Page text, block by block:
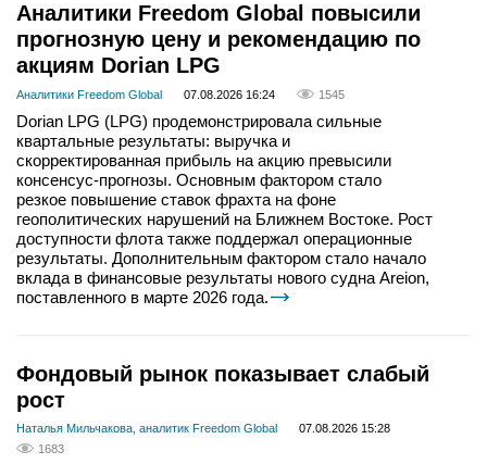
Аналитики Freedom Global повысили
прогнозную цену и рекомендацию по
акциям Dorian LPG
Аналитики Freedom Global 07.08.2026 16:24 1545
Dorian LPG (LPG) продемонстрировала сильные
квартальные результаты: выручка и
скорректированная прибыль на акцию превысили
консенсус-прогнозы. Основным фактором стало
резкое повышение ставок фрахта на фоне
геополитических нарушений на Ближнем Востоке. Рост
доступности флота также поддержал операционные
результаты. Дополнительным фактором стало начало
вклада в финансовые результаты нового судна Areion,
поставленного в марте 2026 года.
Фондовый рынок показывает слабый
рост
Наталья Мильчакова, аналитик Freedom Global
07.08.2026 15:28
1683